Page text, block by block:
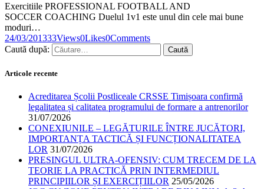
Exercitiile PROFESSIONAL FOOTBALL AND
SOCCER COACHING Duelul 1v1 este unul din cele mai bune
moduri…
24/03/201333Views0Likes0Comments
Caută după:
Articole recente
Acreditarea Școlii Postliceale CRSSE Timișoara confirmă
legalitatea și calitatea programului de formare a antrenorilor
31/07/2026
CONEXIUNILE – LEGĂTURILE ÎNTRE JUCĂTORI,
IMPORTANȚA TACTICĂ ȘI FUNCȚIONALITATEA
LOR 31/07/2026
PRESINGUL ULTRA-OFENSIV: CUM TRECEM DE LA
TEORIE LA PRACTICĂ PRIN INTERMEDIUL
PRINCIPIILOR ȘI EXERCIȚIILOR 25/05/2026